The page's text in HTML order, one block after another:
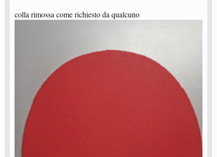
colla rimossa come richiesto da qualcuno